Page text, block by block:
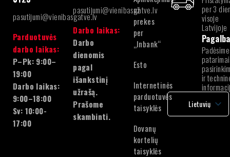
pasutijumi@vienibasgatve.lv
Parduotuvės
darbo laikas:
P–Pk: 9:00–
19:00
Darbo laikas:
9:00–18:00
Sv: 10:00-
17:00
pasutijumi@vienibasgatve.lv
Darbo laikas:
Darbo
dienomis
pagal
išankstinį
užrašą.
Prašome
skambinti.
už
prekes
per
„Inbank“
Esto
Internetinės
parduotuvės
taisyklės
Dovanų
kortelių
taisyklės
per 3
visoje
Latvijoje
Pagalba
Padėsime
ir
Lietuvių
latvių